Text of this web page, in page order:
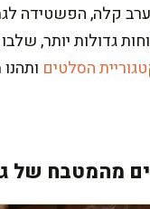
קלה, הפשטידה
גדולות יותר,
הסלטים
מהמטבח של